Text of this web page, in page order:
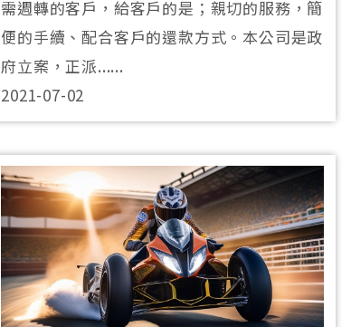
需週轉的客戶，給客戶的是；親切的服務，簡
便的手續、配合客戶的還款方式。本公司是政
府立案，正派......
2021-07-02